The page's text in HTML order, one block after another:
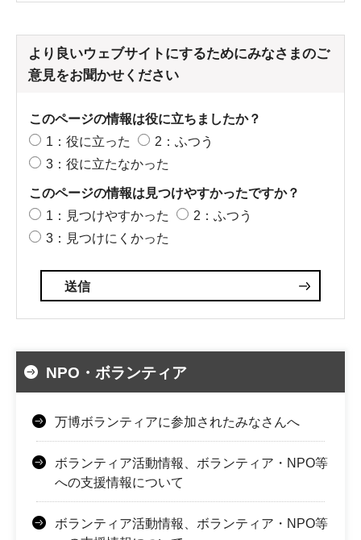
より良いウェブサイトにするためにみなさまのご
意見をお聞かせください
このページの情報は役に立ちましたか？
1：役に立った
2：ふつう
3：役に立たなかった
このページの情報は見つけやすかったですか？
1：見つけやすかった
2：ふつう
3：見つけにくかった
NPO・ボランティア
万博ボランティアに参加されたみなさんへ
ボランティア活動情報、ボランティア・NPO等
への支援情報について
ボランティア活動情報、ボランティア・NPO等